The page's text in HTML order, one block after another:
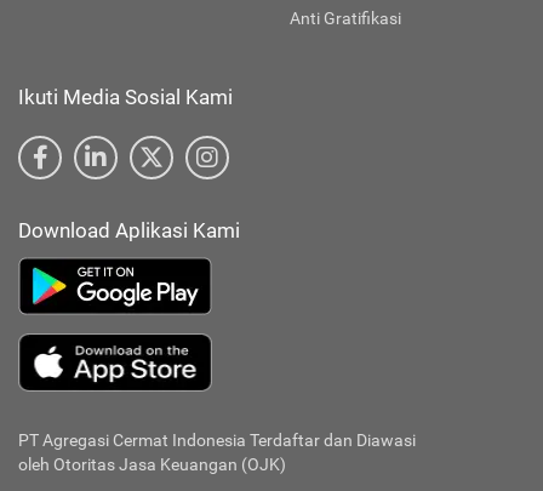
Anti Gratifikasi
Ikuti Media Sosial Kami
Download Aplikasi Kami
PT Agregasi Cermat Indonesia Terdaftar dan Diawasi
oleh Otoritas Jasa Keuangan (OJK)